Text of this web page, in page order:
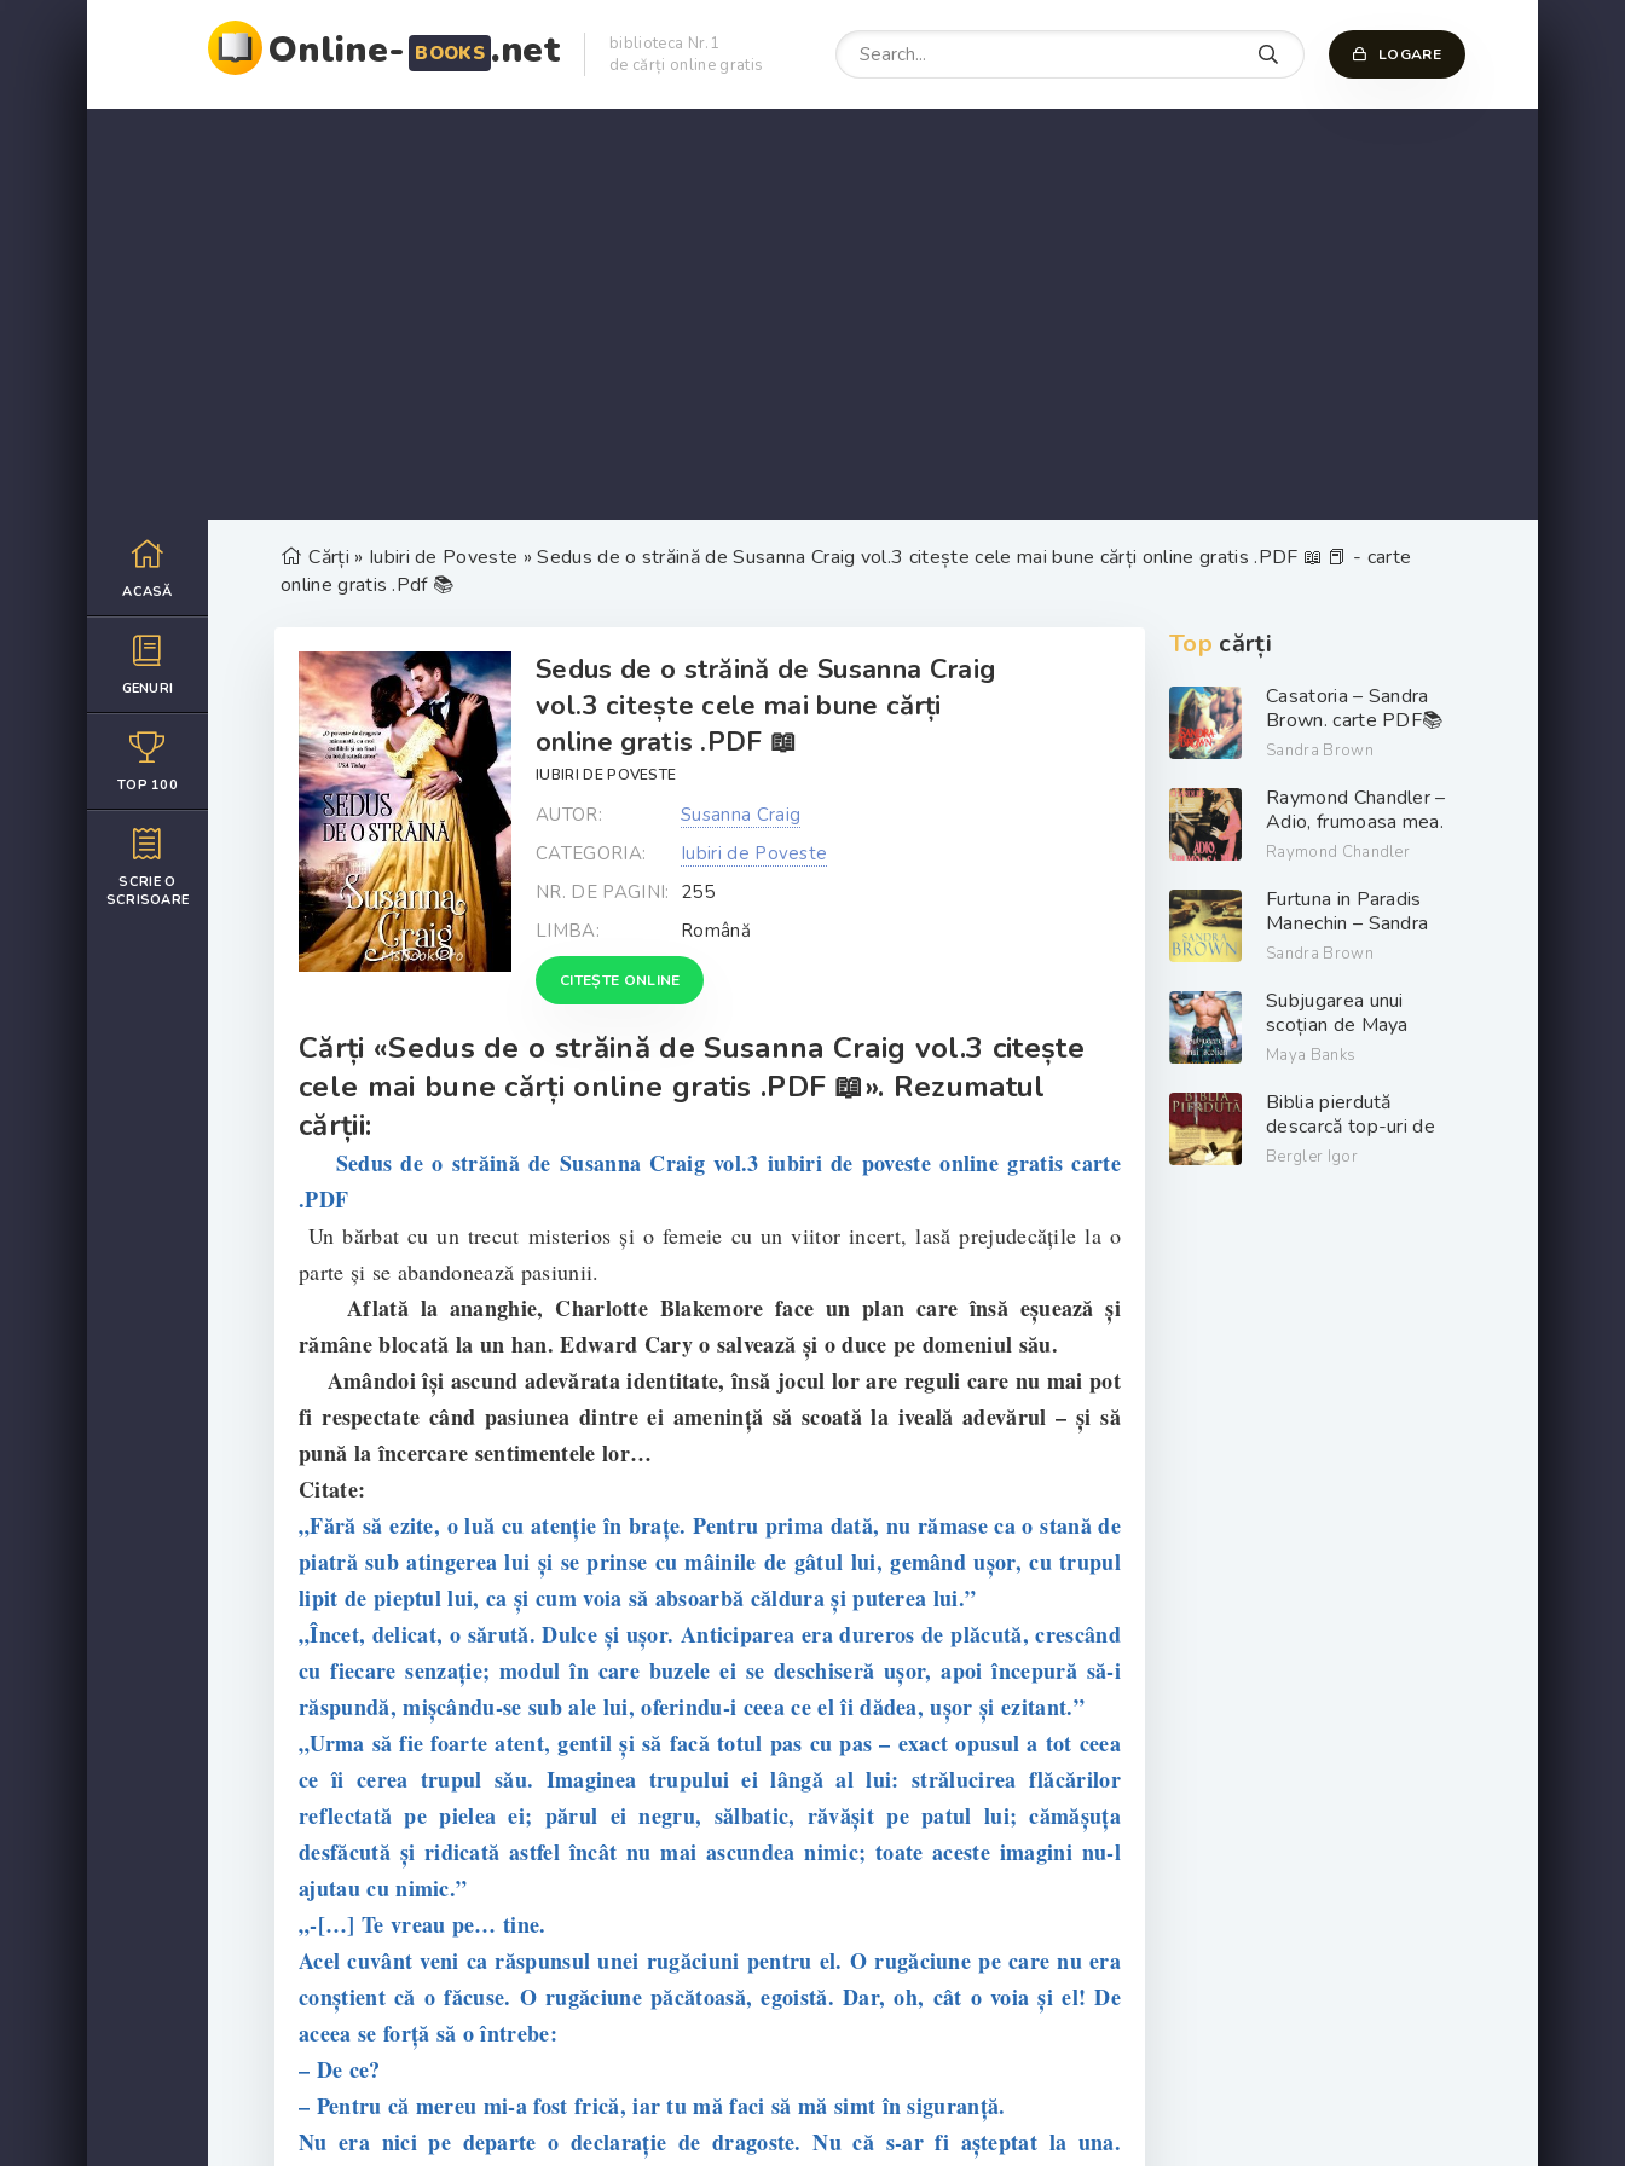
Online- BOOKS .net
biblioteca Nr.1
de cărți online gratis
LOGARE
ACASĂ
GENURI
TOP 100
SCRIE O
SCRISOARE
Cărți » Iubiri de Poveste » Sedus de o străină de Susanna Craig vol.3 citește cele mai bune cărți online gratis .PDF 📖 📕 - carte
online gratis .Pdf 📚
Sedus de o străină de Susanna Craig
vol.3 citește cele mai bune cărți
online gratis .PDF 📖
IUBIRI DE POVESTE
AUTOR:
Susanna Craig
CATEGORIA:
Iubiri de Poveste
NR. DE PAGINI: 255
LIMBA:
Română
CITEȘTE ONLINE
Cărți «Sedus de o străină de Susanna Craig vol.3 citește
cele mai bune cărți online gratis .PDF 📖». Rezumatul
cărții:
Sedus de o străină de Susanna Craig vol.3 iubiri de poveste online gratis carte
.PDF
Un bărbat cu un trecut misterios și o femeie cu un viitor incert, lasă prejudecățile la o
parte și se abandonează pasiunii.
Aflată la ananghie, Charlotte Blakemore face un plan care însă eșuează și
rămâne blocată la un han. Edward Cary o salvează și o duce pe domeniul său.
Amândoi își ascund adevărata identitate, însă jocul lor are reguli care nu mai pot
fi respectate când pasiunea dintre ei amenință să scoată la iveală adevărul – și să
pună la încercare sentimentele lor…
Citate:
„Fără să ezite, o luă cu atenție în brațe. Pentru prima dată, nu rămase ca o stană de
piatră sub atingerea lui și se prinse cu mâinile de gâtul lui, gemând ușor, cu trupul
lipit de pieptul lui, ca și cum voia să absoarbă căldura și puterea lui.”
„Încet, delicat, o sărută. Dulce și ușor. Anticiparea era dureros de plăcută, crescând
cu fiecare senzație; modul în care buzele ei se deschiseră ușor, apoi începură să-i
răspundă, mișcându-se sub ale lui, oferindu-i ceea ce el îi dădea, ușor și ezitant.”
„Urma să fie foarte atent, gentil și să facă totul pas cu pas – exact opusul a tot ceea
ce îi cerea trupul său. Imaginea trupului ei lângă al lui: strălucirea flăcărilor
reflectată pe pielea ei; părul ei negru, sălbatic, răvășit pe patul lui; cămășuța
desfăcută și ridicată astfel încât nu mai ascundea nimic; toate aceste imagini nu-l
ajutau cu nimic.”
„-[…] Te vreau pe… tine.
Acel cuvânt veni ca răspunsul unei rugăciuni pentru el. O rugăciune pe care nu era
conștient că o făcuse. O rugăciune păcătoasă, egoistă. Dar, oh, cât o voia și el! De
aceea se forță să o întrebe:
– De ce?
– Pentru că mereu mi-a fost frică, iar tu mă faci să mă simt în siguranță.
Nu era nici pe departe o declarație de dragoste. Nu că s-ar fi așteptat la una.
Top cărți
Casatoria – Sandra
Brown. carte PDF📚
Sandra Brown
Raymond Chandler –
Adio, frumoasa mea.
PDF📚
Raymond Chandler
Furtuna in Paradis
Manechin – Sandra
Brown. PDF📚
Sandra Brown
Subjugarea unui
scoțian de Maya
Banks descarcă carți
gratis .pdf 📖
Maya Banks
Biblia pierdută
descarcă top-uri de
cărți online gratis
Bergler Igor